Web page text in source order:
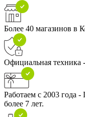
Более 40 магазинов в
Официальная техника
Работаем с 2003 года
более 7 лет.